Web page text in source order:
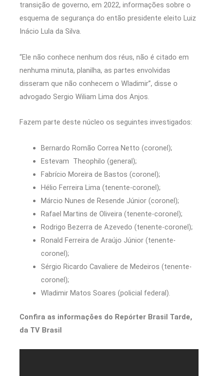
transição de governo, em 2022, informações sobre o
esquema de segurança do então presidente eleito Luiz
Inácio Lula da Silva.
“Ele não conhece nenhum dos réus, não é citado em
nenhuma minuta, planilha, as partes envolvidas
disseram que não conhecem o Wladimir”, disse o
advogado Sergio Wiliam Lima dos Anjos.
Fazem parte deste núcleo os seguintes investigados:
Bernardo Romão Correa Netto (coronel);
Estevam Theophilo (general);
Fabrício Moreira de Bastos (coronel);
Hélio Ferreira Lima (tenente-coronel);
Márcio Nunes de Resende Júnior (coronel);
Rafael Martins de Oliveira (tenente-coronel);
Rodrigo Bezerra de Azevedo (tenente-coronel);
Ronald Ferreira de Araújo Júnior (tenente-
coronel);
Sérgio Ricardo Cavaliere de Medeiros (tenente-
coronel);
Wladimir Matos Soares (policial federal).
Confira as informações do Repórter Brasil Tarde,
da TV Brasil